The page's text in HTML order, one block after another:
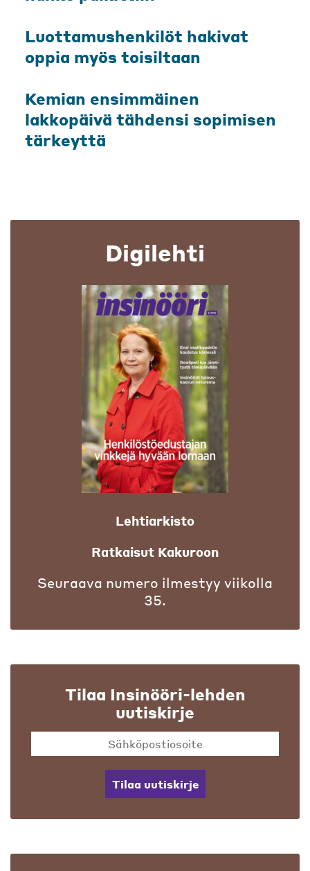
Luottamushenkilöt hakivat
oppia myös toisiltaan
Kemian ensimmäinen
lakkopäivä tähdensi sopimisen
tärkeyttä
Digilehti
Lehtiarkisto
Ratkaisut Kakuroon
Seuraava numero ilmestyy viikolla
35.
Tilaa Insinööri-lehden
uutiskirje
Tilaa uutiskirje